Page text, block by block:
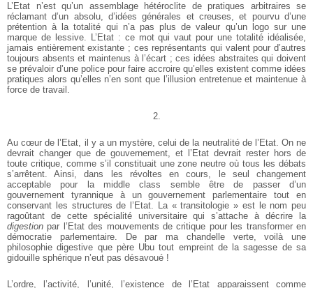
L’Etat n’est qu’un assemblage hétéroclite de pratiques arbitraires se
réclamant d’un absolu, d’idées générales et creuses, et pourvu d’une
prétention à la totalité qui n’a pas plus de valeur qu’un logo sur une
marque de lessive. L’Etat : ce mot qui vaut pour une totalité idéalisée,
jamais entièrement existante ; ces représentants qui valent pour d’autres
toujours absents et maintenus à l’écart ; ces idées abstraites qui doivent
se prévaloir d’une police pour faire accroire qu’elles existent comme idées
pratiques alors qu’elles n’en sont que l’illusion entretenue et maintenue à
force de travail.
2.
Au cœur de l’Etat, il y a un mystère, celui de la neutralité de l’Etat. On ne
devrait changer que de gouvernement, et l’Etat devrait rester hors de
toute critique, comme s’il constituait une zone neutre où tous les débats
s’arrêtent. Ainsi, dans les révoltes en cours, le seul changement
acceptable pour la middle class semble être de passer d’un
gouvernement tyrannique à un gouvernement parlementaire tout en
conservant les structures de l’Etat. La « transitologie » est le nom peu
ragoûtant de cette spécialité universitaire qui s’attache à décrire la
digestion par l’Etat des mouvements de critique pour les transformer en
démocratie parlementaire. De par ma chandelle verte, voilà une
philosophie digestive que père Ubu tout empreint de la sagesse de sa
gidouille sphérique n’eut pas désavoué !
L’ordre, l’activité, l’unité, l’existence de l’Etat apparaissent comme